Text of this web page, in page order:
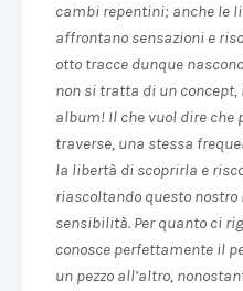
cambi repentini; anche le
affrontano sensazioni e
otto tracce dunque
non si tratta di un
album! Il che vuol dire che
traverse, una stessa
la libertà di scoprirla e
riascoltando questo nostro
sensibilità. Per quanto ci
conosce perfettamente il
un pezzo all’altro,